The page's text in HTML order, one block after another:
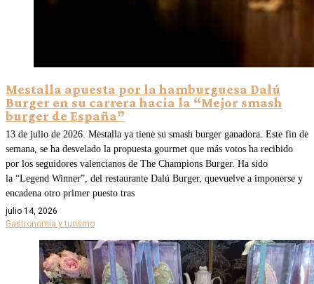
Mestalla apuesta por la hamburguesa Dalú
Burger en su carrera hacia la “Mejor smash
burger de España”
13 de julio de 2026. Mestalla ya tiene su smash burger ganadora. Este fin de
semana, se ha desvelado la propuesta gourmet que más votos ha recibido
por los seguidores valencianos de The Champions Burger. Ha sido
la “Legend Winner”, del restaurante Dalú Burger, quevuelve a imponerse y
encadena otro primer puesto tras
julio 14, 2026
Gastronomía y turismo